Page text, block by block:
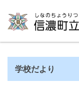
学校だより